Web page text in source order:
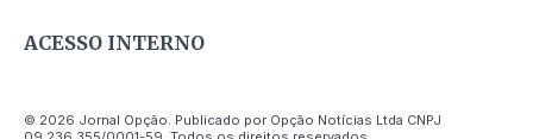
ACESSO INTERNO
© 2026 Jornal Opção. Publicado por Opção Notícias Ltda CNPJ